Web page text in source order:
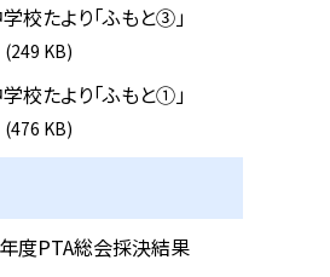
校たより「ふもと③」
(249 KB)
校たより「ふもと①」
(476 KB)
度PTA総会採決結果